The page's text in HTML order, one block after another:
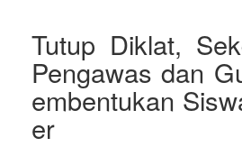
Tutup Diklat,
Pengawas dan
embentukan
er